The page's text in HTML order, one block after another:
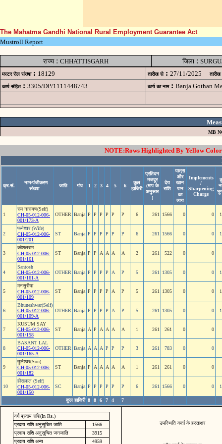
The Mahatma Gandhi National Rural Employment Guarantee Act
Mustroll Report
राज्य: CHHATTISGARH जिला :
मस्टर रोल संख्या : 18129 तारीख से : 27/11/2025 तारीख
कार्य-संहित : 3305/DP/1111448743 कार्य का नाम : Banja Gothan
MB
NOTE:Rows Highlighted By Yellow
क्र.सं.
नाम/पंजीकरण
संख्या
जाति गांव 1 2 3 4 5 6
कुल
हाजिरी
प्रतिदन
मजदूर
(माप के
अनुसार
)
देय
राशि
यात्रा
और
खान
पान
का
व्यय
Implements
/
Sharpening
Charge
1
राम नारायण(Self)
CH-05-012-006-
001/173-A
OTHER Banja P P P P P P 6 261 1566 0 0
2
फनेश्‍वर (Wife)
CH-05-012-006-
001/201
ST Banja P P P P P P 6 261 1566 0 0
3
कौशलराम
CH-05-012-006-
001/161
ST Banja P P A A A A 2 261 522 0 0
4
Santosh
CH-05-012-006-
001/161-A
OTHER Banja P P P P A P 5 261 1305 0 0
5
मनसुरीया
CH-05-012-006-
001/109
ST Banja P P P P A P 5 261 1305 0 0
6
Bhuneshwar(Self)
CH-05-012-006-
001/109-A
OTHER Banja P P P P A P 5 261 1305 0 0
7
KUSUM SAY
CH-05-012-006-
001/158
ST Banja A P A A A A 1 261 261 0 0
8
BASANT LAL
CH-05-012-006-
001/165-A
OTHER Banja A A A P P P 3 261 783 0 0
9
तुलेश्‍वर(Son)
CH-05-012-006-
001/182
ST Banja P A A A A A 1 261 261 0 0
10
हीरालाल (Self)
CH-05-012-006-
001/150
SC Banja P P P P P P 6 261 1566 0 0
कुल हाजिरी 8 8 6 7 4 7
वर्ग प्रदाय राशि(In Rs.)
प्रदाय राशि अनुसूचित जाति
1566
प्रदाय राशि अनुसूचित जनजाति
3915
प्रदाय राशि अन्य
4959
उपस्थिति कर्ता के हस्ताक्षर